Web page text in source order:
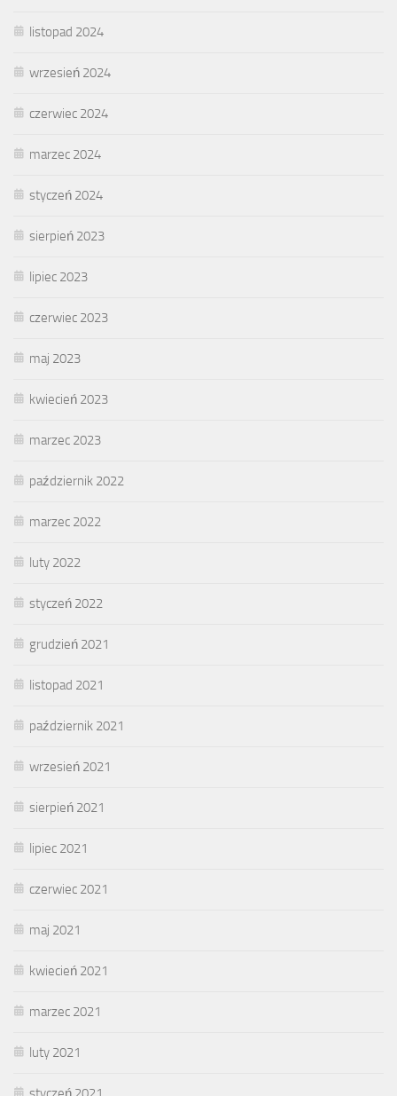
listopad 2024
wrzesień 2024
czerwiec 2024
marzec 2024
styczeń 2024
sierpień 2023
lipiec 2023
czerwiec 2023
maj 2023
kwiecień 2023
marzec 2023
październik 2022
marzec 2022
luty 2022
styczeń 2022
grudzień 2021
listopad 2021
październik 2021
wrzesień 2021
sierpień 2021
lipiec 2021
czerwiec 2021
maj 2021
kwiecień 2021
marzec 2021
luty 2021